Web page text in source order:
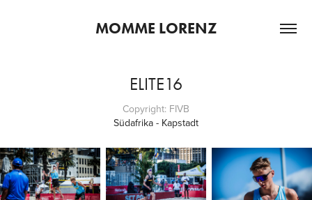
MOMME LORENZ
ELITE16
Copyright: FIVB
Südafrika - Kapstadt